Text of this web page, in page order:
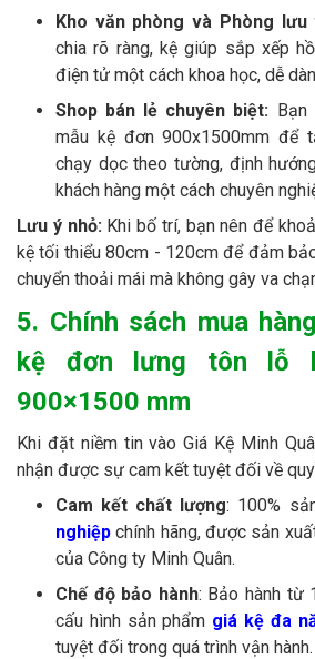
Kho văn phòng và Phòng lưu
chia rõ ràng, kệ giúp sắp xếp
điện tử một cách khoa học, dễ
Shop bán lẻ chuyên biệt: Bạn
mẫu kệ đơn 900x1500mm để
chạy dọc theo tường, định
khách hàng một cách chuyên
Lưu ý nhỏ: Khi bố trí, bạn nên để
kệ tối thiểu 80cm - 120cm để đảm
chuyển thoải mái mà không gây va
5. Chính sách mua
kệ đơn lưng tôn lỗ
900×1500 mm
Khi đặt niềm tin vào Giá Kệ Minh
nhận được sự cam kết tuyệt đối về
Cam kết chất lượng: 100%
nghiệp chính hãng, được sản
của Công ty Minh Quân.
Chế độ bảo hành: Bảo hành từ
cấu hình sản phẩm giá kệ đa
tuyệt đối trong quá trình vận hành.